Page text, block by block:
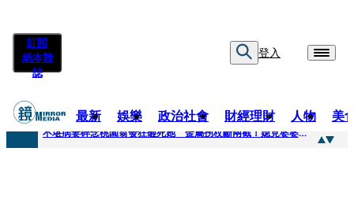
訂閱
紙本雜
誌
登入
最新 娛樂 政治社會 財經理財 人物 美
快訊
不堪病妻碎念桃園翁發狂砸死她 金屬拐杖斷兩截！媳見婆婆屍右臉全爛